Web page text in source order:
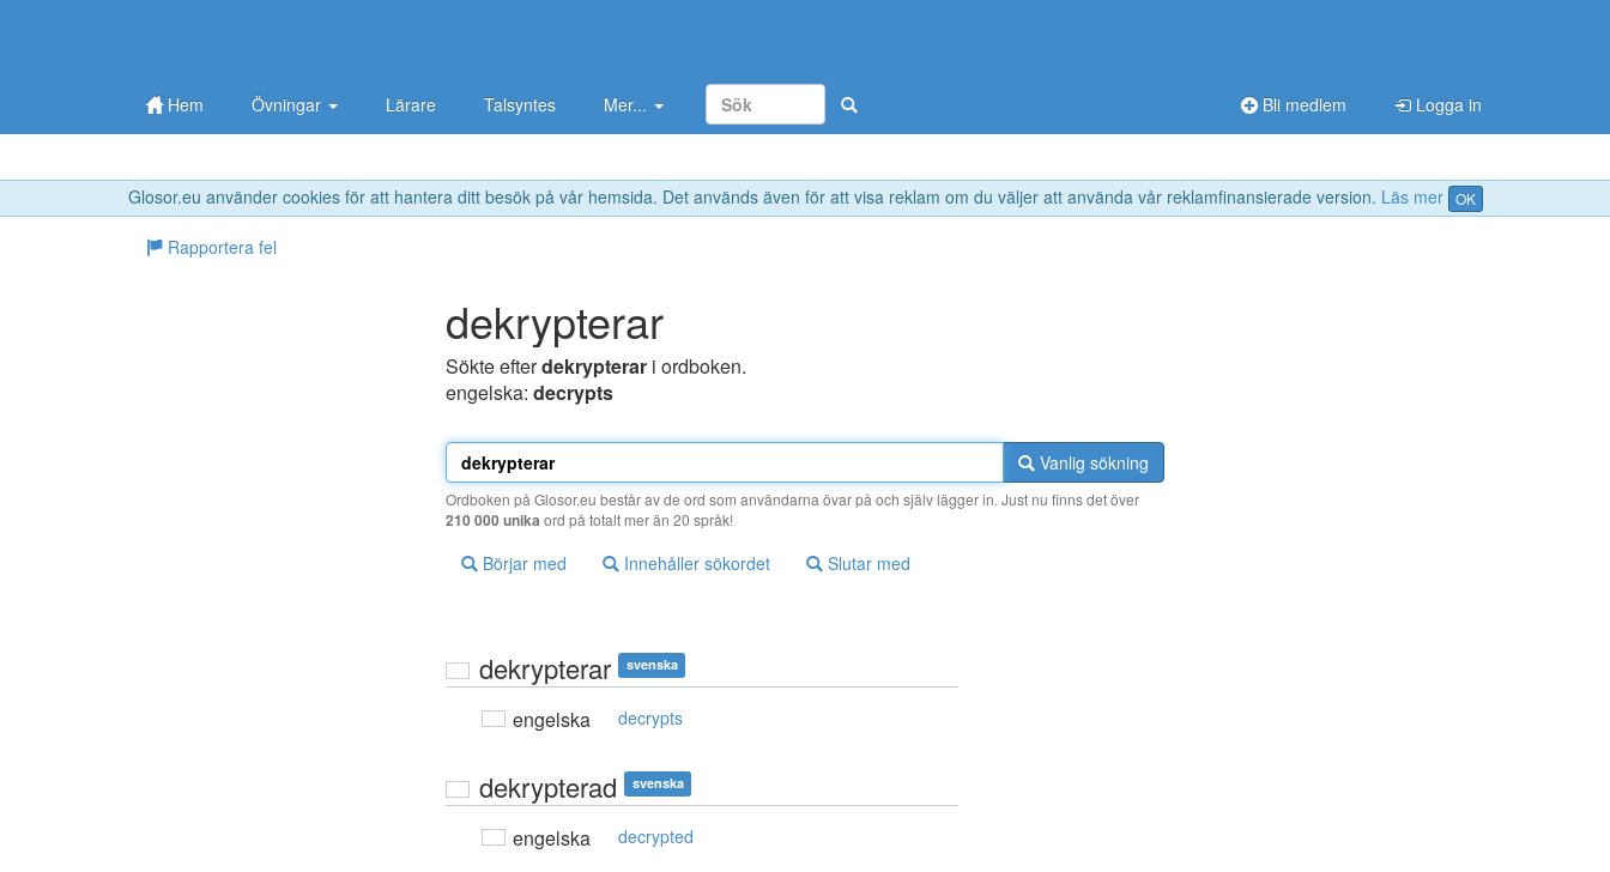
Glosor.eu använder cookies för att hantera ditt besök på vår hemsida. Det används även för att visa reklam om du väljer att använda vår reklamfinansierade version. Läs mer OK
Hem Övningar Lärare Talsyntes Mer... Bli medlem Logga in
Rapportera fel
dekrypterar
Sökte efterdekrypterar i ordboken.
engelska: decrypts
Vanlig sökning
Ordboken på Glosor.eu består av de ord som användarna övar på och själv lägger in. Just nu finns det över
210 000 unika ord på totalt mer än 20 språk!
Börjar med Innehåller sökordet Slutar med
dekrypterar svenska
engelska decrypts
dekrypterad svenska
engelska decrypted